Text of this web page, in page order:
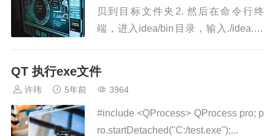
贝到目标文件夹2. 然后在命令行终
端，进入idea/bin目录，输入./idea.sh
QT 执行exe文件
许玮 5年前 3964
#include <QProcess> QProcess pro; p
ro.startDetached("C:/test.exe");...